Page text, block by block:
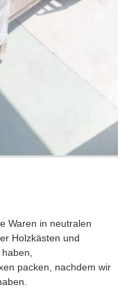
Waren in neutralen
Holzkästen und
packen, nachdem wir